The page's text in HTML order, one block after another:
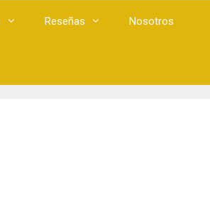
Reseñas Nosotros